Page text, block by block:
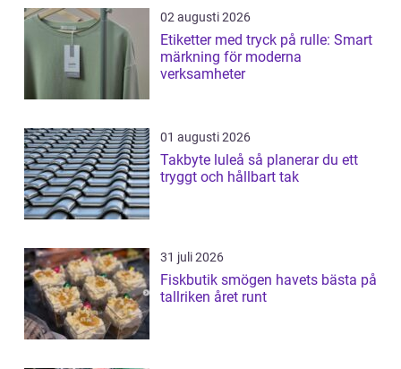
02 augusti 2026
Etiketter med tryck på rulle: Smart
märkning för moderna
verksamheter
01 augusti 2026
Takbyte luleå så planerar du ett
tryggt och hållbart tak
31 juli 2026
Fiskbutik smögen havets bästa på
tallriken året runt